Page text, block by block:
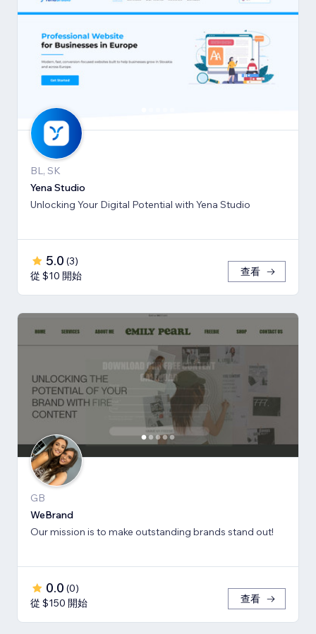
BL, SK
Yena Studio
Unlocking Your Digital Potential with Yena Studio
5.0 (3)
從 $10 開始
查看
GB
WeBrand
Our mission is to make outstanding brands stand out!
0.0 (0)
從 $150 開始
查看